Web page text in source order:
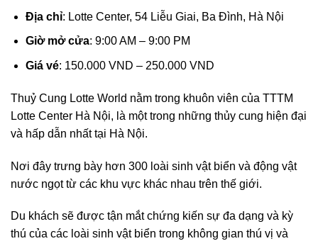
Địa chỉ: Lotte Center, 54 Liễu Giai, Ba Đình, Hà Nội
Giờ mở cửa: 9:00 AM – 9:00 PM
Giá vé: 150.000 VND – 250.000 VND
Thuỷ Cung Lotte World nằm trong khuôn viên của TTTM
Lotte Center Hà Nội, là một trong những thủy cung hiện đại
và hấp dẫn nhất tại Hà Nội.
Nơi đây trưng bày hơn 300 loài sinh vật biển và động vật
nước ngọt từ các khu vực khác nhau trên thế giới.
Du khách sẽ được tận mắt chứng kiến sự đa dạng và kỳ
thú của các loài sinh vật biển trong không gian thú vị và